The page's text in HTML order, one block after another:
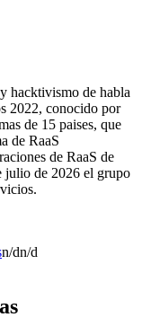
hacktivismo de habla
2022, conocido por
de 15 paises, que
de RaaS
de RaaS de
julio de 2026 el grupo
n/dn/d